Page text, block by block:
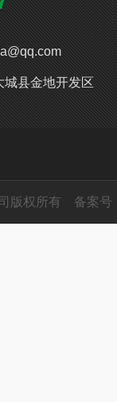
城县金地开发区
版权所有 备案号